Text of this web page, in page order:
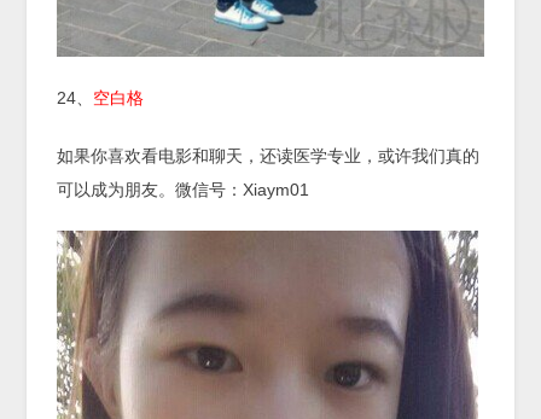
24、 空白格
如果你喜欢看电影和聊天，还读医学专业，或许我们真的
可以成为朋友。微信号：Xiaym01